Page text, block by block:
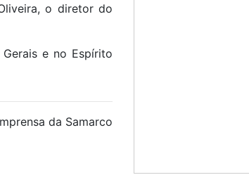
o diretor do
e no Espírito
da Samarco